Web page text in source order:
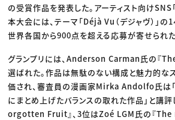
の受賞作品を発表した。アーティスト向け
本大会には、テーマ「Déjà Vu（デジャヴ）」の
世界各国から900点を超える応募が寄せられた
グランプリには、Anderson Carman氏の『
選ばれた。作品は無駄のない構成と魅力的な
価され、審査員の漫画家Mirka Andolfo氏は
にまとめ上げたバランスの取れた作品」と講
orgotten Fruit』、3位はZoé LGM氏の『The